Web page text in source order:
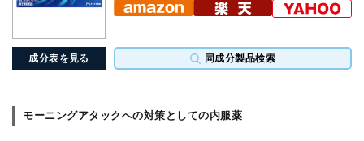
成分表を見る 同成分製品検索
モーニングアタックへの対策としての内服薬